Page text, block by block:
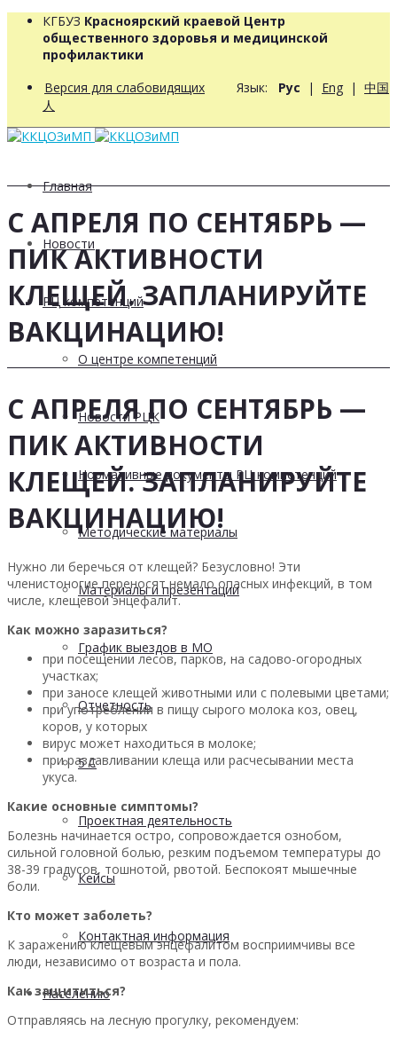
КГБУЗ Красноярский краевой Центр
общественного здоровья и медицинской
профилактики
Версия для слабовидящих Язык: Рус | Eng | 中国
人
Главная
Новости
РЦ компетенций
О центре компетенций
Новости РЦК
Нормативные документы РЦ компетенций
Методические материалы
Материалы и презентации
График выездов в МО
Отчетность
5 С
Проектная деятельность
Кейсы
Контактная информация
Населению
С АПРЕЛЯ ПО СЕНТЯБРЬ —
ПИК АКТИВНОСТИ
КЛЕЩЕЙ. ЗАПЛАНИРУЙТЕ
ВАКЦИНАЦИЮ!
С АПРЕЛЯ ПО СЕНТЯБРЬ —
ПИК АКТИВНОСТИ
КЛЕЩЕЙ. ЗАПЛАНИРУЙТЕ
ВАКЦИНАЦИЮ!
Нужно ли беречься от клещей? Безусловно! Эти
членистоногие переносят немало опасных инфекций, в том
числе, клещевой энцефалит.
Как можно заразиться?
при посещении лесов, парков, на садово-огородных
участках;
при заносе клещей животными или с полевыми цветами;
при употреблении в пищу сырого молока коз, овец,
коров, у которых
вирус может находиться в молоке;
при раздавливании клеща или расчесывании места
укуса.
Какие основные симптомы?
Болезнь начинается остро, сопровождается ознобом,
сильной головной болью, резким подъемом температуры до
38-39 градусов, тошнотой, рвотой. Беспокоят мышечные
боли.
Кто может заболеть?
К заражению клещевым энцефалитом восприимчивы все
люди, независимо от возраста и пола.
Как защититься?
Отправляясь на лесную прогулку, рекомендуем: